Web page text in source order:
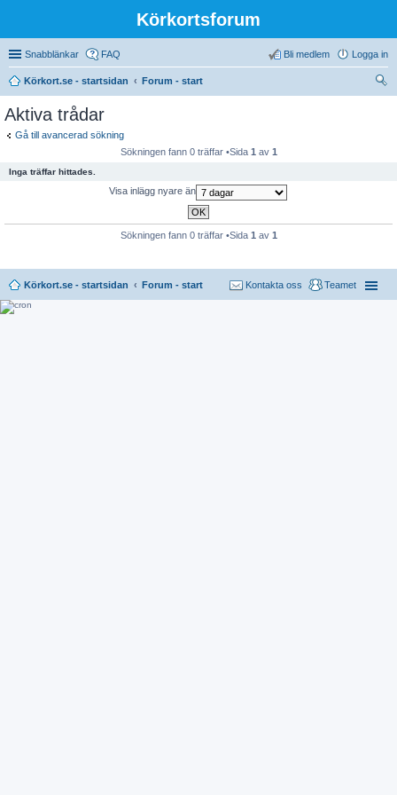
Körkortsforum
Snabblänkar FAQ Logga in
Bli medlem
Körkort.se - startsidan
Forum - start
Aktiva trådar
Gå till avancerad sökning
Sökningen fann 0 träffar •Sida 1 av 1
Inga träffar hittades.
Visa inlägg nyare än
Sökningen fann 0 träffar •Sida 1 av 1
Körkort.se - startsidan Forum - start Teamet
Kontakta oss